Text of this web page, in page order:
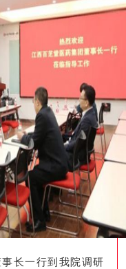
长一行到我院调研